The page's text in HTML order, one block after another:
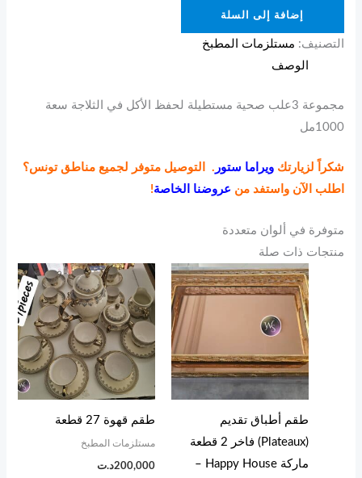
إضافة إلى السلة
التصنيف: مستلزمات المطبخ
الوصف
مجموعة 3علب صحية مستطيلة لحفظ الأكل في الثلاجة سعة
1000مل
شكراً لزيارتكويراما ستور . التوصيل متوفر لجميع مناطق تونس؟
اطلب الآن واستفد من عروضنا الخاصة!
متوفرة في ألوان متعددة
منتجات ذات صلة
طقم أطباق تقديم
(Plateaux) فاخر 2 قطعة
ماركة Happy House –
طقم قهوة 27 قطعة
مستلزمات المطبخ
200,000د.ت